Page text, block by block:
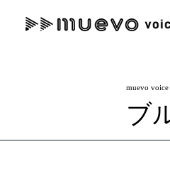
"読者の声を形にする”音
muevo voice
ブ